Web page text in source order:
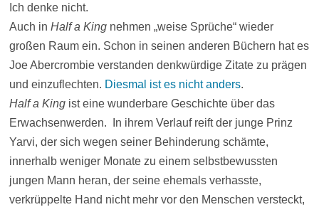
Ich denke nicht.
Auch in Half a Kingnehmen „weise Sprüche“ wieder
großen Raum ein. Schon in seinen anderen Büchern hat es
Joe Abercrombie verstanden denkwürdige Zitate zu prägen
und einzuflechten. Diesmal ist es nicht anders.
Half a Kingist eine wunderbare Geschichte über das
Erwachsenwerden. In ihrem Verlauf reift der junge Prinz
Yarvi, der sich wegen seiner Behinderung schämte,
innerhalb weniger Monate zu einem selbstbewussten
jungen Mann heran, der seine ehemals verhasste,
verkrüppelte Hand nicht mehr vor den Menschen versteckt,